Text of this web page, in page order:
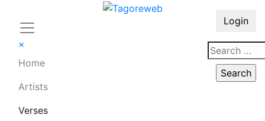
×
Home
Artists
Verses
Login